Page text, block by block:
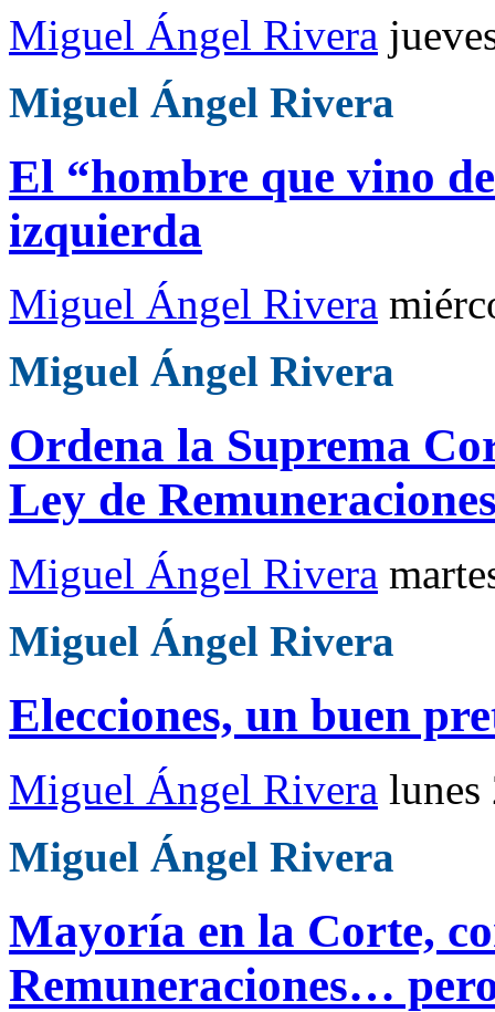
Miguel Ángel Rivera
Miguel Ángel Rivera
El “hombre que vino
izquierda
Miguel Ángel Rivera
Miguel Ángel Rivera
Ordena la Suprema
Ley de
Miguel Ángel Rivera
Miguel Ángel Rivera
Elecciones, un buen
Miguel Ángel Rivera
Miguel Ángel Rivera
Mayoría en la Corte,
Remuneraciones…